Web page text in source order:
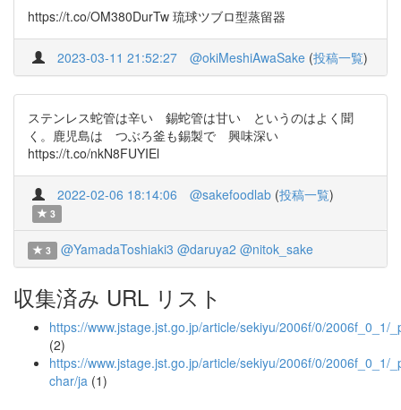
https://t.co/OM380DurTw 琉球ツブロ型蒸留器
2023-03-11 21:52:27 @okiMeshiAwaSake (投稿一覧)
ステンレス蛇管は辛い 錫蛇管は甘い というのはよく聞
く。鹿児島は つぶろ釜も錫製で 興味深い
https://t.co/nkN8FUYIEl
2022-02-06 18:14:06 @sakefoodlab (投稿一覧)
3
3 @YamadaToshiaki3 @daruya2 @nitok_sake
収集済み URL リスト
https://www.jstage.jst.go.jp/article/sekiyu/2006f/0/2006f_0_1/
(2)
https://www.jstage.jst.go.jp/article/sekiyu/2006f/0/2006f_0_1/
char/ja (1)